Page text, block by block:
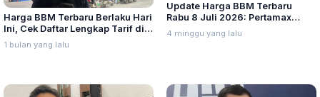
Harga BBM Terbaru Berlaku Hari
Ini, Cek Daftar Lengkap Tarif di
Seluruh Indonesia
1 bulan yang lalu
Update Harga BBM Terbaru
Rabu 8 Juli 2026: Pertamax
Turbo, Dexlite, dan Pertamina
Dex Turun
4 minggu yang lalu